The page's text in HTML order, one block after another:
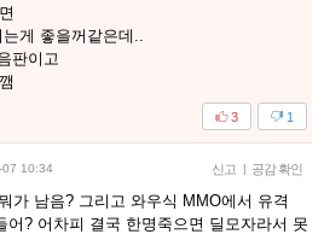
게 좋을꺼같은데..
판이고
1
3
07 10:34 신고 | 공감 확인
가 남음? 그리고 와우식 MMO에서 유격
어? 어차피 결국 한명죽으면 딜모자라서 못